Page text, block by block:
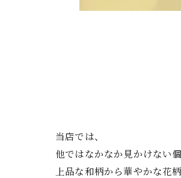
当店では、
他ではなかなか見かけない
上品な和柄から華やかな花柄